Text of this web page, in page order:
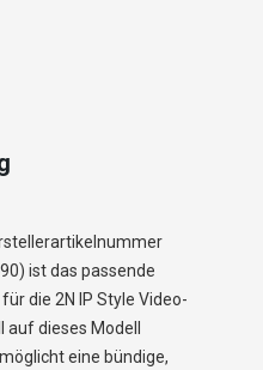
ist das passende
die 2N IP Style Video-
dieses Modell
eine bündige,